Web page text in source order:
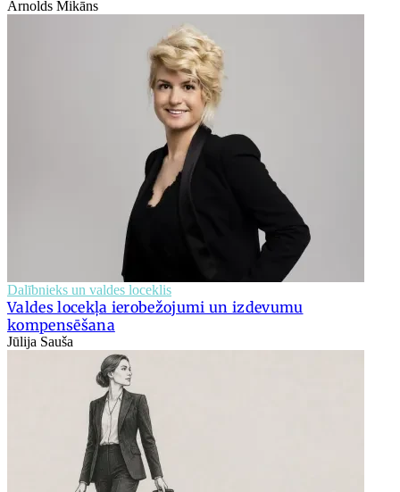
Arnolds Mikāns
Dalībnieks un valdes loceklis
Valdes locekļa ierobežojumi un izdevumu
kompensēšana
Jūlija Sauša